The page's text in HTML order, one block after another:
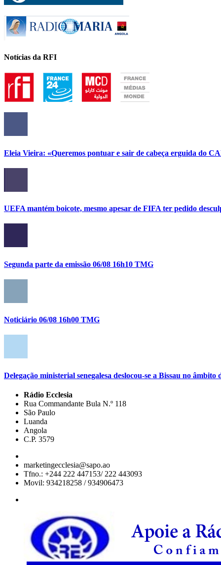
Notícias da RFI
Eleia Vieira: «Queremos pontuar e sair de cabeça erguida do
UEFA mantém boicote, mesmo apesar de FIFA ter pedido
Segunda parte da emissão 06/08 16h10 TMG
Noticiário 06/08 16h00 TMG
Delegação ministerial senegalesa deslocou-se a Bissau no
Rádio Ecclesia
Rua Commandante Bula N.º 118
São Paulo
Luanda
Angola
C.P. 3579
marketingecclesia@sapo.ao
Tfno.: +244 222 447153/ 222 443093
Movil: 934218258 / 934906473